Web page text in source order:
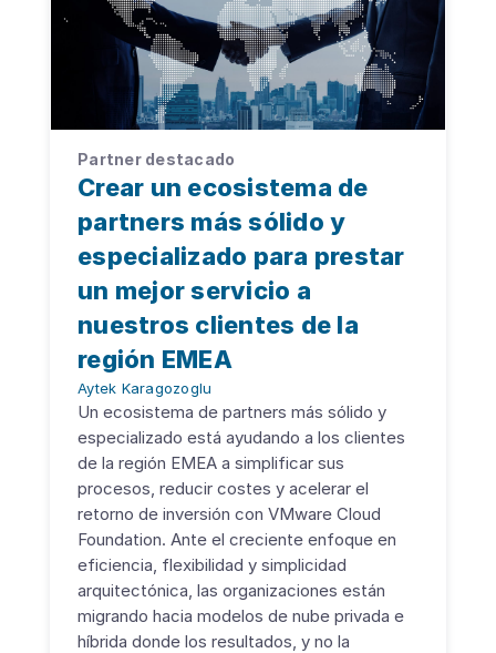
Partner destacado
Crear un ecosistema de
partners más sólido y
especializado para prestar
un mejor servicio a
nuestros clientes de la
región EMEA
Aytek Karagozoglu
Un ecosistema de partners más sólido y
especializado está ayudando a los clientes
de la región EMEA a simplificar sus
procesos, reducir costes y acelerar el
retorno de inversión con VMware Cloud
Foundation. Ante el creciente enfoque en
eficiencia, flexibilidad y simplicidad
arquitectónica, las organizaciones están
migrando hacia modelos de nube privada e
híbrida donde los resultados, y no la